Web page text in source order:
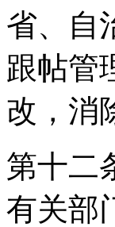
省、自
跟帖管
改，消
第十二
有关部